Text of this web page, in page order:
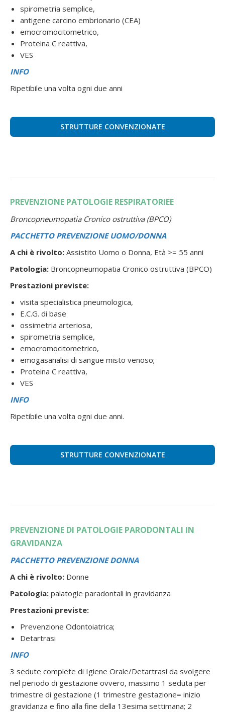
spirometria semplice,
antigene carcino embrionario (CEA)
emocromocitometrico,
Proteina C reattiva,
VES
INFO
Ripetibile una volta ogni due anni
STRUTTURE CONVENZIONATE
PREVENZIONE PATOLOGIE RESPIRATORIEE
Broncopneumopatia Cronico ostruttiva (BPCO)
PACCHETTO PREVENZIONE UOMO/DONNA
A chi è rivolto: Assistito Uomo o Donna, Età >= 55 anni
Patologia: Broncopneumopatia Cronico ostruttiva (BPCO)
Prestazioni previste:
visita specialistica pneumologica,
E.C.G. di base
ossimetria arteriosa,
spirometria semplice,
emocromocitometrico,
emogasanalisi di sangue misto venoso;
Proteina C reattiva,
VES
INFO
Ripetibile una volta ogni due anni.
STRUTTURE CONVENZIONATE
PREVENZIONE DI PATOLOGIE PARODONTALI IN
GRAVIDANZA
PACCHETTO PREVENZIONE DONNA
A chi è rivolto: Donne
Patologia: palatogie paradontali in gravidanza
Prestazioni previste:
Prevenzione Odontoiatrica;
Detartrasi
INFO
3 sedute complete di Igiene Orale/Detartrasi da svolgere
nel periodo di gestazione ovvero, massimo 1 seduta per
trimestre di gestazione (1 trimestre gestazione= inizio
gravidanza e fino alla fine della 13esima settimana; 2